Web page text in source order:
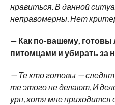
нравиться. В данной
неправомерны. Нет
— Как по-вашему, готовы
питомцами и убирать за
— Те кто готовы —
те этого не делают. И
урн, хотя мне